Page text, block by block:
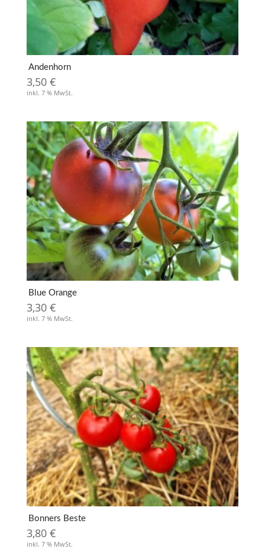
Andenhorn
3,50 €
inkl. 7 % MwSt.
Blue Orange
3,30 €
inkl. 7 % MwSt.
Bonners Beste
3,80 €
inkl. 7 % MwSt.